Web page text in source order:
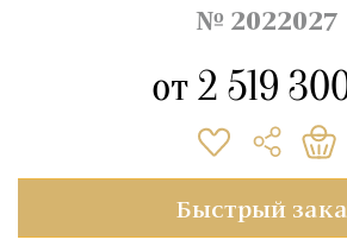
№ 2022027
от 2 519
Быстрый